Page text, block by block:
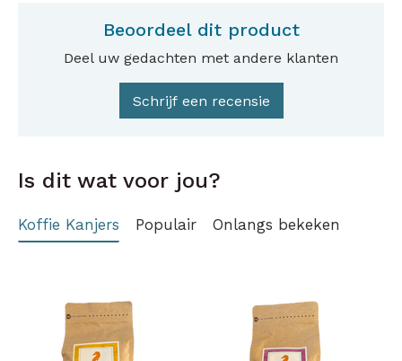
Beoordeel dit product
Deel uw gedachten met andere klanten
Schrijf een recensie
Is dit wat voor jou?
Koffie Kanjers Populair Onlangs bekeken